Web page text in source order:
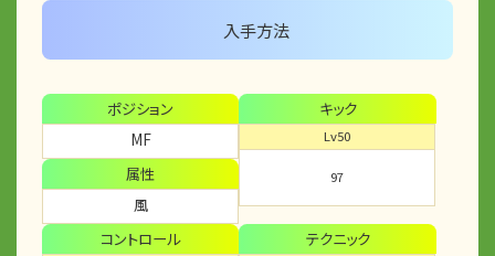
入手方法
ポジション
MF
属性
風
キック
Lv50
97
コントロール テクニック